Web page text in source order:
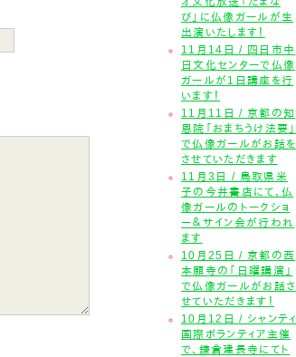
び」に仏像ガールが生
出演いたします！
11月14日 / 四日市中
日文化センターで仏像
ガールが1日講座を行
います！
11月11日 / 京都の知
恩院「おまちうけ法要」
で仏像ガールがお話を
させていただきます
11月3日 / 鳥取県米
子の今井書店にて、仏
像ガールのトークショ
ー＆サイン会が行われ
ます
10月25日 / 京都の西
本願寺の「日曜講演」
で仏像ガールがお話さ
せていただきます！
10月12日 / シャンティ
国際ボランティア主催
で、鎌倉建長寺にてト